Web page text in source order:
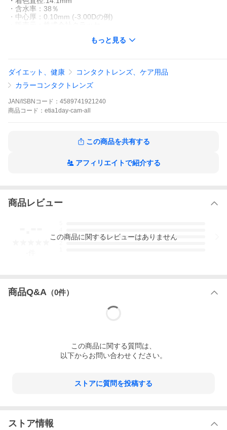
・含水率：38％
・中心厚：0.10mm (-3.00Dの例)
もっと見る
ダイエット、健康
コンタクトレンズ、ケア用品
カラーコンタクトレンズ
JAN/ISBNコード： 4589741921240
商品 コード： etia1day-cam-all
この商品を共有する
アフィリエイトで紹介する
商品レビュー
3
この商品に関するレビューはありません
商品Q&A （0件）
この商品に関する質問は、
以下からお問い合わせください。
ストアに質問を投稿する
ストア情報